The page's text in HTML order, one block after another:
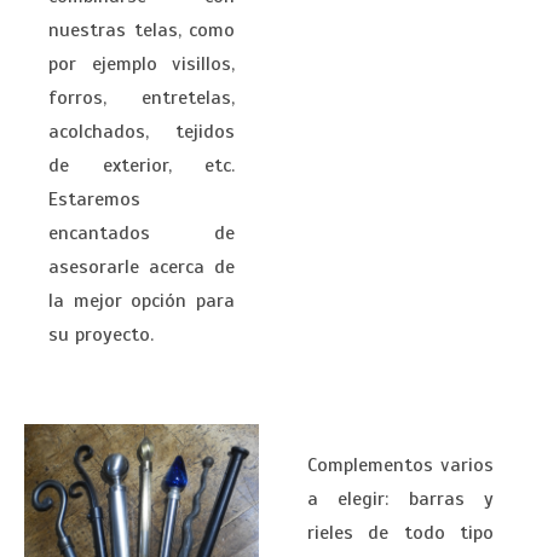
nuestras telas, como
por ejemplo visillos,
forros, entretelas,
acolchados, tejidos
de exterior, etc.
Estaremos
encantados de
asesorarle acerca de
la mejor opción para
su proyecto.
Complementos varios
a elegir: barras y
rieles de todo tipo